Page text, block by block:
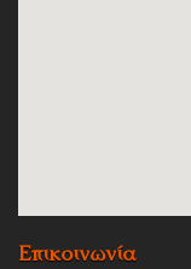
Επικοινωνία